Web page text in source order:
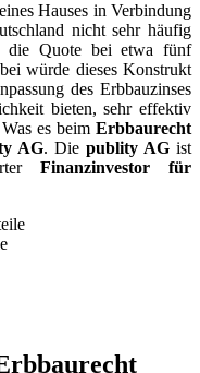
Hauses in Verbindung
nicht sehr häufig
die Quote bei etwa fünf
würde dieses Konstrukt
des Erbbauzinses
bieten, sehr effektiv
es beimErbbaurecht
AG. Diepublity AG ist
Finanzinvestor für